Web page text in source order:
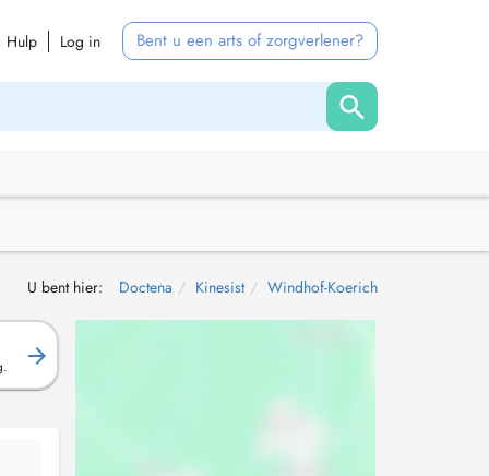
Hulp Log in Bent u een arts of zorgverlener?
U bent hier: Doctena Kinesist Windhof-Koerich